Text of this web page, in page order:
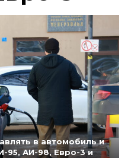
в автомобиль и
95, АИ-98, Евро-3 и